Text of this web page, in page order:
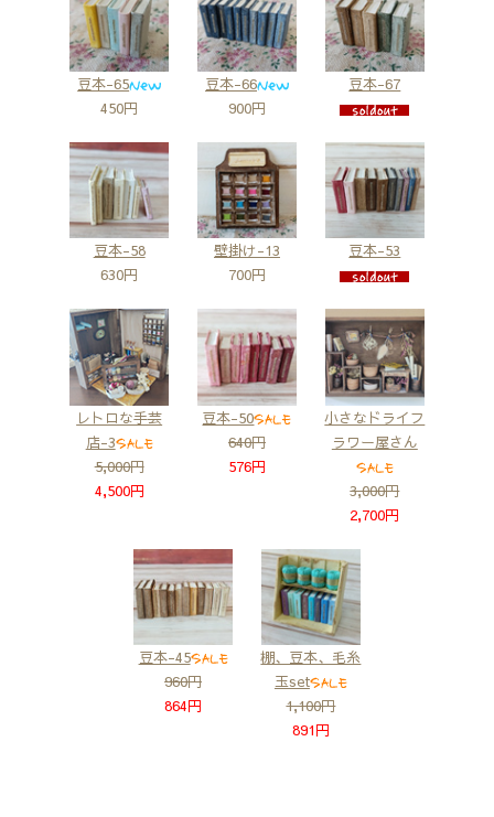
豆本-65
450円
豆本-66
900円
豆本-67
豆本-58
630円
壁掛け-13
700円
豆本-53
レトロな手芸
店-3
5,000円
4,500円
豆本-50
640円
576円
小さなドライフ
ラワー屋さん
3,000円
2,700円
豆本-45
960円
864円
棚、豆本、毛糸
玉set
1,100円
891円